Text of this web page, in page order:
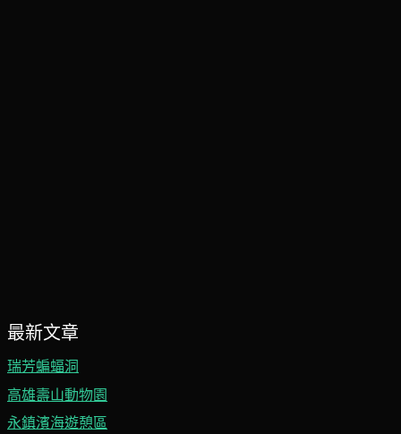
最新文章
瑞芳蝙蝠洞
高雄壽山動物園
永鎮濱海遊憩區